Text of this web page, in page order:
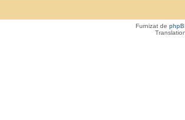
Furnizat de